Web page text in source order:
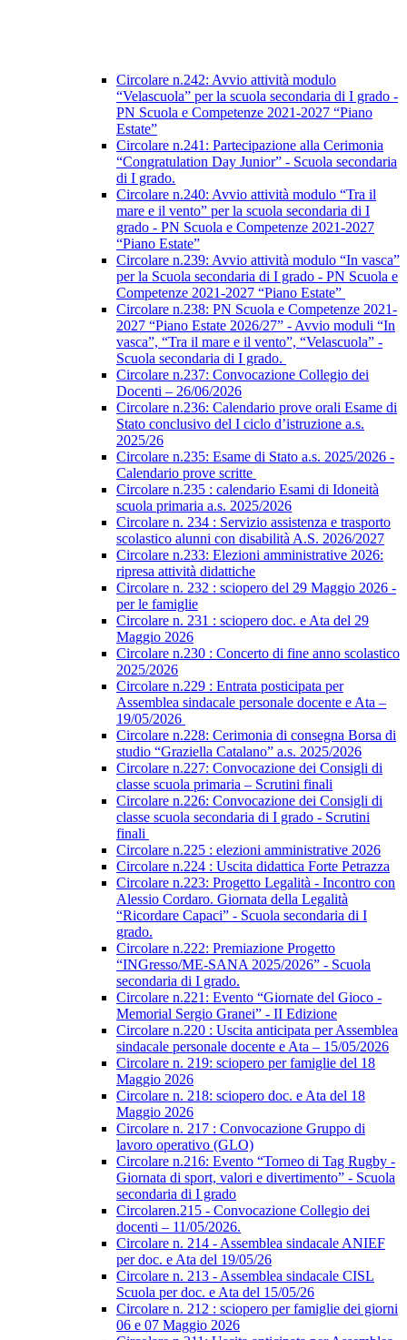
Circolare n.242: Avvio attività modulo
“Velascuola” per la scuola secondaria di I grado -
PN Scuola e Competenze 2021-2027 “Piano
Estate”
Circolare n.241: Partecipazione alla Cerimonia
“Congratulation Day Junior” - Scuola secondaria
di I grado.
Circolare n.240: Avvio attività modulo “Tra il
mare e il vento” per la scuola secondaria di I
grado - PN Scuola e Competenze 2021-2027
“Piano Estate”
Circolare n.239: Avvio attività modulo “In vasca”
per la Scuola secondaria di I grado - PN Scuola e
Competenze 2021-2027 “Piano Estate”
Circolare n.238: PN Scuola e Competenze 2021-
2027 “Piano Estate 2026/27” - Avvio moduli “In
vasca”, “Tra il mare e il vento”, “Velascuola” -
Scuola secondaria di I grado.
Circolare n.237: Convocazione Collegio dei
Docenti – 26/06/2026
Circolare n.236: Calendario prove orali Esame di
Stato conclusivo del I ciclo d’istruzione a.s.
2025/26
Circolare n.235: Esame di Stato a.s. 2025/2026 -
Calendario prove scritte
Circolare n.235 : calendario Esami di Idoneità
scuola primaria a.s. 2025/2026
Circolare n. 234 : Servizio assistenza e trasporto
scolastico alunni con disabilità A.S. 2026/2027
Circolare n.233: Elezioni amministrative 2026:
ripresa attività didattiche
Circolare n. 232 : sciopero del 29 Maggio 2026 -
per le famiglie
Circolare n. 231 : sciopero doc. e Ata del 29
Maggio 2026
Circolare n.230 : Concerto di fine anno scolastico
2025/2026
Circolare n.229 : Entrata posticipata per
Assemblea sindacale personale docente e Ata –
19/05/2026
Circolare n.228: Cerimonia di consegna Borsa di
studio “Graziella Catalano” a.s. 2025/2026
Circolare n.227: Convocazione dei Consigli di
classe scuola primaria – Scrutini finali
Circolare n.226: Convocazione dei Consigli di
classe scuola secondaria di I grado - Scrutini
finali
Circolare n.225 : elezioni amministrative 2026
Circolare n.224 : Uscita didattica Forte Petrazza
Circolare n.223: Progetto Legalità - Incontro con
Alessio Cordaro. Giornata della Legalità
“Ricordare Capaci” - Scuola secondaria di I
grado.
Circolare n.222: Premiazione Progetto
“INGresso/ME-SANA 2025/2026” - Scuola
secondaria di I grado.
Circolare n.221: Evento “Giornate del Gioco -
Memorial Sergio Granei” - II Edizione
Circolare n.220 : Uscita anticipata per Assemblea
sindacale personale docente e Ata – 15/05/2026
Circolare n. 219: sciopero per famiglie del 18
Maggio 2026
Circolare n. 218: sciopero doc. e Ata del 18
Maggio 2026
Circolare n. 217 : Convocazione Gruppo di
lavoro operativo (GLO)
Circolare n.216: Evento “Torneo di Tag Rugby -
Giornata di sport, valori e divertimento” - Scuola
secondaria di I grado
Circolaren.215 - Convocazione Collegio dei
docenti – 11/05/2026.
Circolare n. 214 - Assemblea sindacale ANIEF
per doc. e Ata del 19/05/26
Circolare n. 213 - Assemblea sindacale CISL
Scuola per doc. e Ata del 15/05/26
Circolare n. 212 : sciopero per famiglie dei giorni
06 e 07 Maggio 2026